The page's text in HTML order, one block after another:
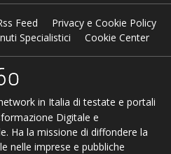
Feed
Privacy e Cookie Policy
Specialistici
Cookie Center
in Italia di testate e portali
Digitale e
Ha la missione di diffondere la
nelle imprese e pubbliche